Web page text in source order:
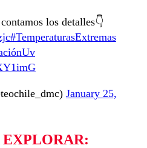
los detalles👇
#TemperaturasExtremas
January 25,
EXPLORAR: